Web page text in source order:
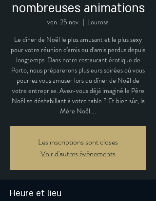
nombreuses animations
ven. 25 nov.
  |
Lourosa
Le dîner de Noël le plus amusant et le plus sexy
pour votre réunion d'amis ou d'amis perdus depuis
longtemps. Dans notre restaurant érotique de
Porto, nous préparerons plusieurs soirées où vous
pourrez vous amuser lors du dîner de Noël de
votre entreprise. Avez-vous déjà imaginé le Père
Noël se déshabillant à votre table ? Et bien sûr, la
Mère Noël....
Les inscriptions sont closes
Voir d'autres événements
Heure et lieu